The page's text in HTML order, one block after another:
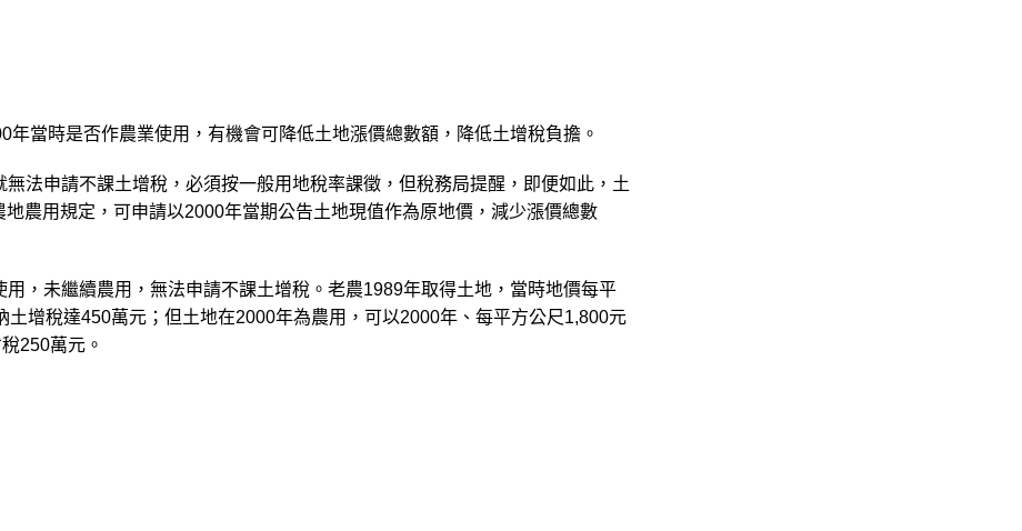
當時是否作農業使用，有機會可降低土地漲價總數額，降低土增稅負擔。
法申請不課土增稅，必須按一般用地稅率課徵，但稅務局提醒，即便如此，土
農用規定，可申請以2000年當期公告土地現值作為原地價，減少漲價總數
，未繼續農用，無法申請不課土增稅。老農1989年取得土地，當時地價每平
增稅達450萬元；但土地在2000年為農用，可以2000年、每平方公尺1,800元
250萬元。